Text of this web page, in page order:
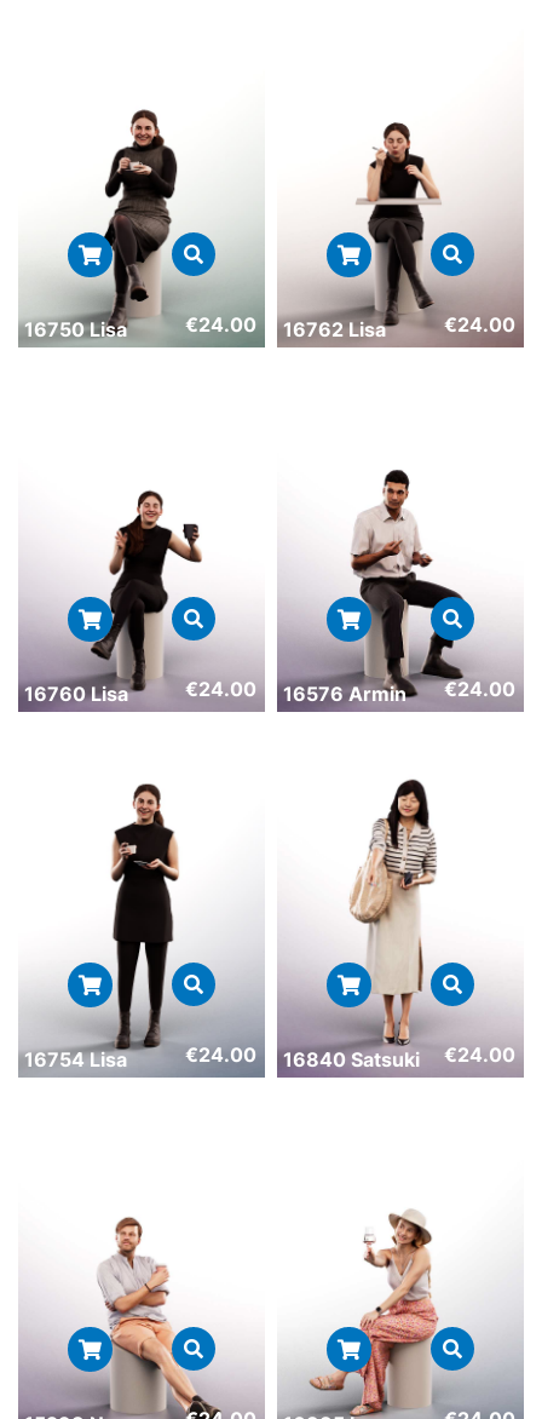
16750 Lisa €24.00 16762 Lisa €24.00
16760 Lisa €24.00 16576 Armin €24.00
16754 Lisa €24.00 16840 Satsuki €24.00